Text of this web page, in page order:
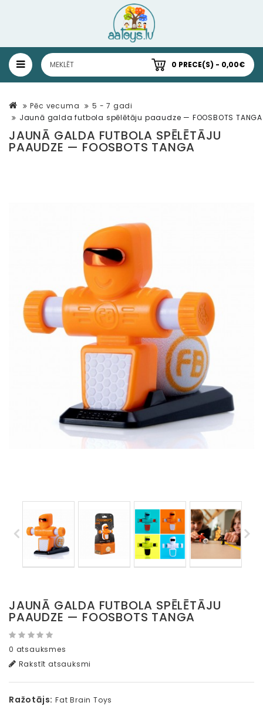
0 PRECE(S) - 0,00€
Pēc vecuma
5 - 7 gadi
Jaunā galda futbola spēlētāju paaudze — FOOSBOTS TANGA
JAUNĀ GALDA FUTBOLA SPĒLĒTĀJU
PAAUDZE — FOOSBOTS TANGA
JAUNĀ GALDA FUTBOLA SPĒLĒTĀJU
PAAUDZE — FOOSBOTS TANGA
0 atsauksmes
Rakstīt atsauksmi
Ražotājs: Fat Brain Toys